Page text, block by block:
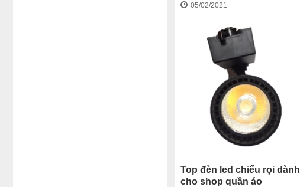
05/02/2021
Top đèn led chiếu rọi dành
cho shop quần áo